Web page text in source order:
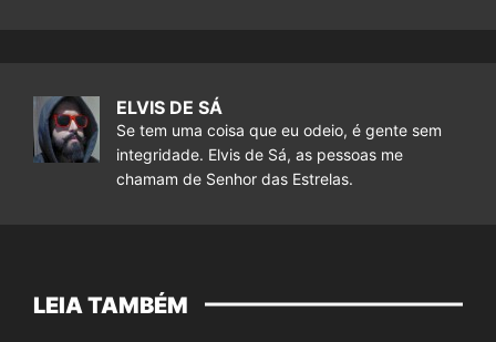
ELVIS DE SÁ
Se tem uma coisa que eu odeio, é gente sem
integridade. Elvis de Sá, as pessoas me
chamam de Senhor das Estrelas.
LEIA TAMBÉM